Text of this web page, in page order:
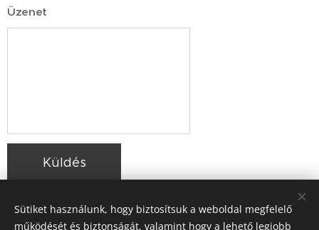
Üzenet
Küldés
Sütiket használunk, hogy biztosítsuk a weboldal megfelelő
működését és biztonságát, valamint hogy a lehető legjobb